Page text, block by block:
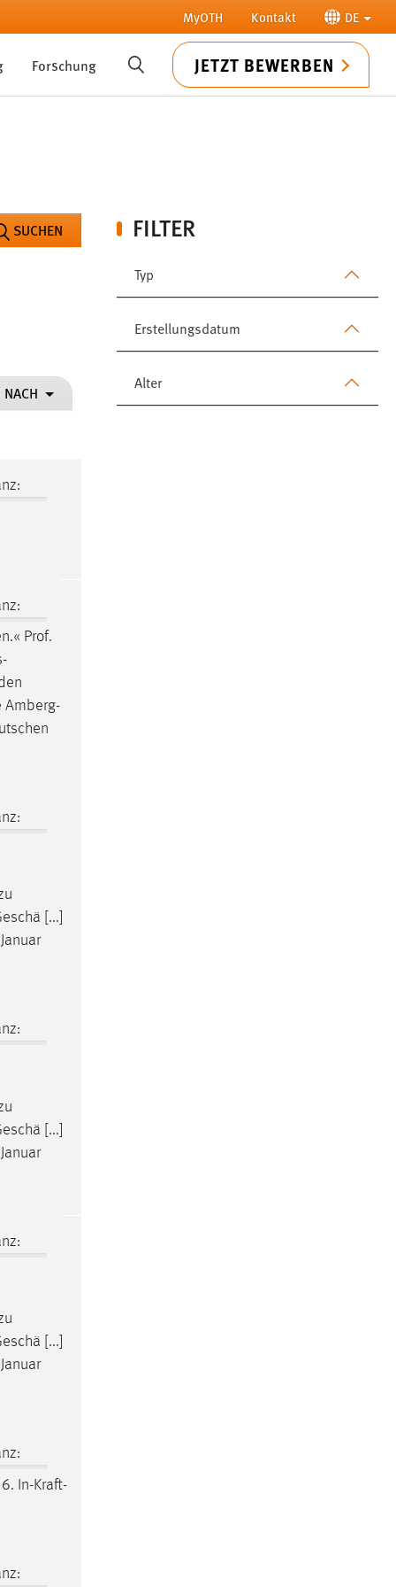
MyOTH Kontakt DE
Forschung SUCHE JETZT BEWERBEN
FILTER
Typ
Erstellungsdatum
Alter
SUCHEN
NACH
Prof.
Amberg-
[...]
[...]
[...]
In-Kraft-